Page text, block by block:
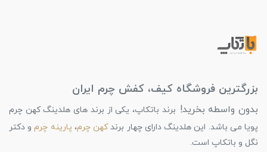
بزرگترین فروشگاه کیف، کفش چرم ایران
بدون واسطه بخرید! برند باتکاپ، یکی از برند های هلدینگ کهن چرم
پویا می باشد. این هلدینگ دارای چهار برندکهن چرم، پارینه چرمو دکتر
نگل و باتکاپ است.